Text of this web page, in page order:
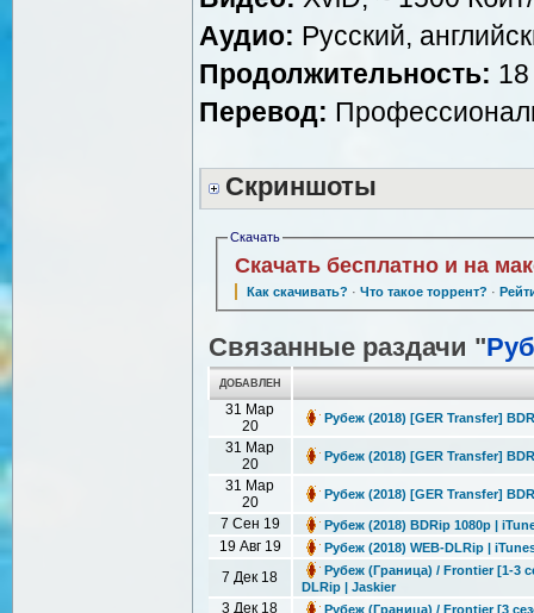
Аудио: Русский,
Продолжительность:
Перевод:
Скриншоты
Скачать
Скачать бесплатно и на
Как скачивать? · Что такое торрент? ·
Связанные раздачи "
ДОБАВЛЕН
31 Мар
20
Рубеж (2018) [GER Transfer]
31 Мар
20
Рубеж (2018) [GER Transfer]
31 Мар
20
Рубеж (2018) [GER Transfer]
7 Сен 19 Рубеж (2018) BDRip 1080p |
19 Авг 19 Рубеж (2018) WEB-DLRip |
7 Дек 18
Рубеж (Граница) / Frontier [1-3
DLRip | Jaskier
3 Дек 18 Рубеж (Граница) / Frontier [3